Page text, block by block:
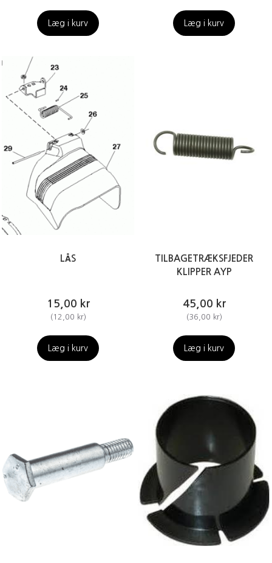
Læg i kurv Læg i kurv
LÅS
15,00 kr
(12,00 kr)
Læg i kurv
TILBAGETRÆKSFJEDER
KLIPPER AYP
45,00 kr
(36,00 kr)
Læg i kurv